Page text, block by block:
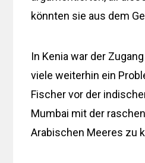
könnten sie aus dem
In Kenia war der
viele weiterhin ein
Fischer vor der
Mumbai mit der
Arabischen Meeres zu